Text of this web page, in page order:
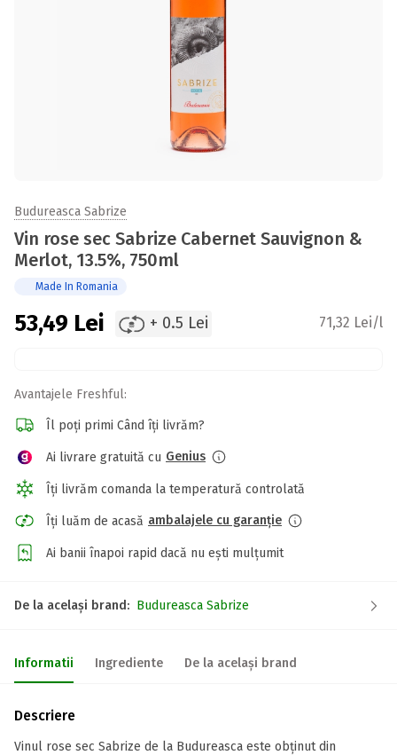
Budureasca Sabrize
Vin rose sec Sabrize Cabernet Sauvignon &
Merlot, 13.5%, 750ml
Made In Romania
53,49 Lei + 0.5 Lei 71,32 Lei/l
Avantajele Freshful:
Îl poți primi Când îți livrăm?
Ai livrare gratuită cu Genius
Îți livrăm comanda la temperatură controlată
Îți luăm de acasă ambalajele cu garanție
Ai banii înapoi rapid dacă nu ești mulțumit
De la același brand: Budureasca Sabrize
Informatii Ingrediente De la același brand
Descriere
Vinul rose sec Sabrize de la Budureasca este obținut din